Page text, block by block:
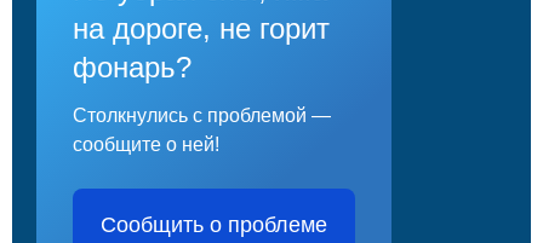
на дороге, не горит
фонарь?
Столкнулись с проблемой —
сообщите о ней!
Сообщить о проблеме